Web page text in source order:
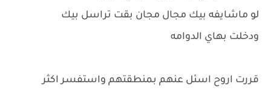
لو ماشايفه بيك مجال مجان بقت تراسل بيك
ودخلت بهاي الدوامه
قررت اروح اسئل عنهم بمنطقتهم واستفسر اكثر